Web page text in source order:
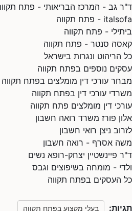
ד"ר גב - המרכז הבריאותי - פתח
italsofa - פתח תקווה
ביתילי - פתח תקווה
קאסה סנטר - פתח תקווה
כל הריהוט ונגרות בישראל
עסקים נוספים בפתח תקווה
מבחר עורכי דין מומלצים בפתח תקווה
משרדי עורכי דין בפתח תקווה
עורכי דין מומלצים פתח תקווה
אלון פורז משרד רואה חשבון
לזרוב ניצן רואי חשבון
משה אסרף - רואה חשבון
ד"ר פיינשטיין יצחק-רופא נשים
ולדי - מומחה בשיפוצים וגבס
כל העסקים בפתח תקווה
תגיות: בעלי מקצוע בפתח תקווה